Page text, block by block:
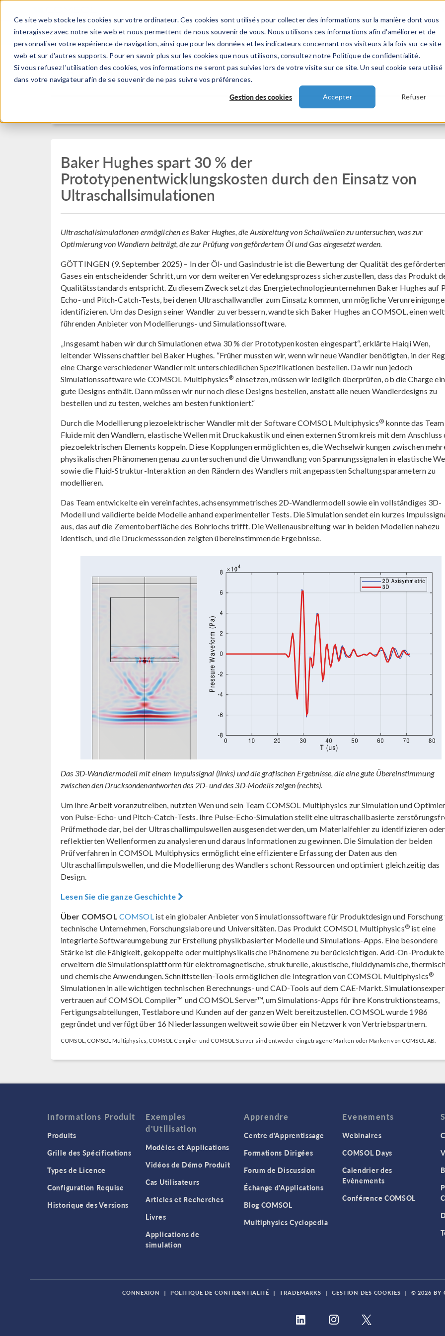
Ce site web stocke les cookies sur votre ordinateur. Ces cookies sont utilisés pour collecter des informations sur la manière dont vous
interagissez avec notre site web et nous permettent de nous souvenir de vous. Nous utilisons ces informations afin d'améliorer et de
personnaliser votre expérience de navigation, ainsi que pour les données et les indicateurs concernant nos visiteurs à la fois sur ce site
web et sur d'autres supports. Pour en savoir plus sur les cookies que nous utilisons, consultez notre Politique de confidentialité.
Si vous refusez l'utilisation des cookies, vos informations ne seront pas suivies lors de votre visite sur ce site. Un seul cookie sera utilisé
dans votre navigateur afin de se souvenir de ne pas suivre vos préférences.
Gestion des cookies Accepter Refuser
PRODUITS INDUSTRIES VIDEOS EVENEMENTS
Press Release
Baker Hughes spart 30 % der
Prototypenentwicklungskosten durch den Einsatz von
Ultraschallsimulationen
Ultraschallsimulationen ermöglichen es Baker Hughes, die Ausbreitung von Schallwellen zu untersuchen, was zur
Optimierung von Wandlern beiträgt, die zur Prüfung von gefördertem Öl und Gas eingesetzt werden.
GÖTTINGEN (9. September 2025) – In der Öl- und Gasindustrie ist die Bewertung der Qualität des
Gases ein entscheidender Schritt, um vor dem weiteren Veredelungsprozess sicherzustellen, dass das Produkt
Qualitätsstandards entspricht. Zu diesem Zweck setzt das Energietechnologieunternehmen Baker Hughes auf
Echo- und Pitch-Catch-Tests, bei denen Ultraschallwandler zum Einsatz kommen, um mögliche
identifizieren. Um das Design seiner Wandler zu verbessern, wandte sich Baker Hughes an COMSOL, einen
führenden Anbieter von Modellierungs- und Simulationssoftware.
„Insgesamt haben wir durch Simulationen etwa 30 % der Prototypenkosten eingespart“, erklärte Haiqi Wen,
leitender Wissenschaftler bei Baker Hughes. “Früher mussten wir, wenn wir neue Wandler benötigten, in der
eine Charge verschiedener Wandler mit unterschiedlichen Spezifikationen bestellen. Da wir nun jedoch
Simulationssoftware wie COMSOL Multiphysics® einsetzen, müssen wir lediglich überprüfen, ob die Charge
gute Designs enthält. Dann müssen wir nur noch diese Designs bestellen, anstatt alle neuen Wandlerdesigns zu
bestellen und zu testen, welches am besten funktioniert.“
Durch die Modellierung piezoelektrischer Wandler mit der Software COMSOL Multiphysics®konnte das Team
Fluide mit den Wandlern, elastische Wellen mit Druckakustik und einen externen Stromkreis mit dem Anschluss
piezoelektrischen Elements koppeln. Diese Kopplungen ermöglichten es, die Wechselwirkungen zwischen
physikalischen Phänomenen genau zu untersuchen und die Umwandlung von Spannungssignalen in elastische
sowie die Fluid-Struktur-Interaktion an den Rändern des Wandlers mit angepassten Schaltungsparametern zu
modellieren.
Das Team entwickelte ein vereinfachtes, achsensymmetrisches 2D-Wandlermodell sowie ein vollständiges 3D-
Modell und validierte beide Modelle anhand experimenteller Tests. Die Simulation sendet ein kurzes
aus, das auf die Zementoberfläche des Bohrlochs trifft. Die Wellenausbreitung war in beiden Modellen nahezu
identisch, und die Druckmesssonden zeigten übereinstimmende Ergebnisse.
Das 3D-Wandlermodell mit einem Impulssignal (links) und die grafischen Ergebnisse, die eine gute Übereinstimmung
zwischen den Drucksondenantworten des 2D- und des 3D-Modells zeigen (rechts).
Um ihre Arbeit voranzutreiben, nutzten Wen und sein Team COMSOL Multiphysics zur Simulation und
von Pulse-Echo- und Pitch-Catch-Tests. Ihre Pulse-Echo-Simulation stellt eine ultraschallbasierte
Prüfmethode dar, bei der Ultraschallimpulswellen ausgesendet werden, um Materialfehler zu identifizieren
reflektierten Wellenformen zu analysieren und daraus Informationen zu gewinnen. Die Simulation der beiden
Prüfverfahren in COMSOL Multiphysics ermöglicht eine effizientere Erfassung der Daten aus den
Ultraschallimpulswellen, und die Modellierung des Wandlers schont Ressourcen und optimiert gleichzeitig das
Design.
Lesen Sie die ganze Geschichte
Über COMSOL COMSOL ist ein globaler Anbieter von Simulationssoftware für Produktdesign und Forschung
technische Unternehmen, Forschungslabore und Universitäten. Das Produkt COMSOL Multiphysics®ist eine
integrierte Softwareumgebung zur Erstellung physikbasierter Modelle und Simulations-Apps. Eine besondere
Stärke ist die Fähigkeit, gekoppelte oder multiphysikalische Phänomene zu berücksichtigen. Add-On-Produkte
erweitern die Simulationsplattform für elektromagnetische, strukturelle, akustische, fluiddynamische,
und chemische Anwendungen. Schnittstellen-Tools ermöglichen die Integration von COMSOL Multiphysics®
Simulationen in alle wichtigen technischen Berechnungs- und CAD-Tools auf dem CAE-Markt.
vertrauen auf COMSOL Compiler™ und COMSOL Server™, um Simulations-Apps für ihre Konstruktionsteams,
Fertigungsabteilungen, Testlabore und Kunden auf der ganzen Welt bereitzustellen. COMSOL wurde 1986
gegründet und verfügt über 16 Niederlassungen weltweit sowie über ein Netzwerk von Vertriebspartnern.
COMSOL, COMSOL Multiphysics, COMSOL Compiler und COMSOL Server sind entweder eingetragene Marken oder Marken von COMSOL AB.
Informations Produit
Produits
Grille des Spécifications
Types de Licence
Configuration Requise
Historique des Versions
Exemples
d'Utilisation
Modèles et Applications
Vidéos de Démo Produit
Cas Utilisateurs
Articles et Recherches
Livres
Applications de
simulation
Apprendre
Centre d'Apprentissage
Formations Dirigées
Forum de Discussion
Échange d'Applications
Blog COMSOL
Multiphysics Cyclopedia
Evenements
Webinaires
COMSOL Days
Calendrier des
Evènements
Conférence COMSOL
CONNEXION | POLITIQUE DE CONFIDENTIALITÉ | TRADEMARKS | GESTION DES COOKIES | © 2026 BY